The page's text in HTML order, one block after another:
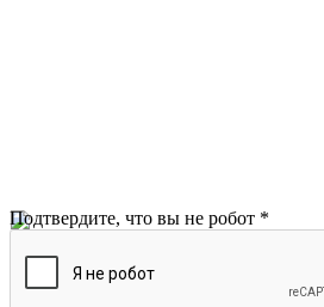
Подтвердите, что вы не робот *